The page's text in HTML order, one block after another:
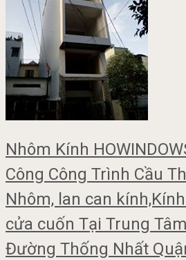
Nhôm Kính
Công Công Trình Cầu
Nhôm, lan can
cửa cuốn Tại Trung
Đường Thống Nhất